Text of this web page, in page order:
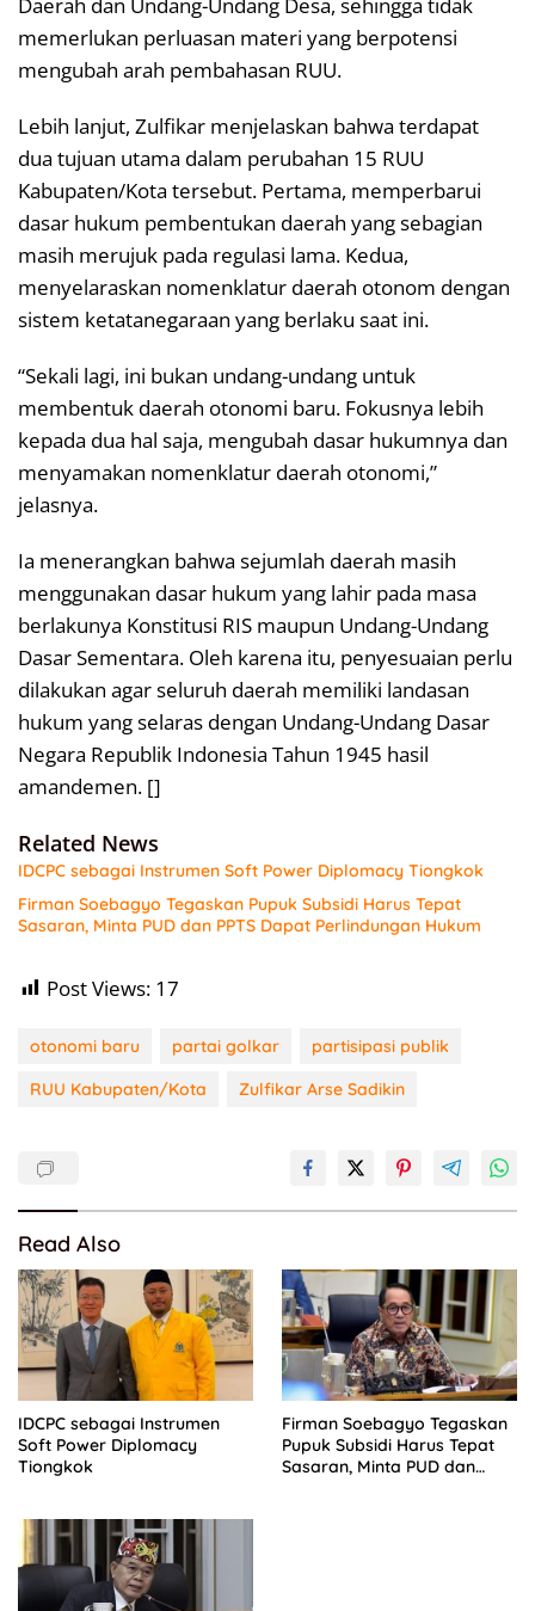
memerlukan perluasan materi yang berpotensi
mengubah arah pembahasan RUU.
Lebih lanjut, Zulfikar menjelaskan bahwa terdapat
dua tujuan utama dalam perubahan 15 RUU
Kabupaten/Kota tersebut. Pertama, memperbarui
dasar hukum pembentukan daerah yang sebagian
masih merujuk pada regulasi lama. Kedua,
menyelaraskan nomenklatur daerah otonom dengan
sistem ketatanegaraan yang berlaku saat ini.
“Sekali lagi, ini bukan undang-undang untuk
membentuk daerah otonomi baru. Fokusnya lebih
kepada dua hal saja, mengubah dasar hukumnya dan
menyamakan nomenklatur daerah otonomi,”
jelasnya.
Ia menerangkan bahwa sejumlah daerah masih
menggunakan dasar hukum yang lahir pada masa
berlakunya Konstitusi RIS maupun Undang-Undang
Dasar Sementara. Oleh karena itu, penyesuaian perlu
dilakukan agar seluruh daerah memiliki landasan
hukum yang selaras dengan Undang-Undang Dasar
Negara Republik Indonesia Tahun 1945 hasil
amandemen. []
Related News
IDCPC sebagai Instrumen Soft Power Diplomacy Tiongkok
Firman Soebagyo Tegaskan Pupuk Subsidi Harus Tepat
Sasaran, Minta PUD dan PPTS Dapat Perlindungan Hukum
Post Views: 17
otonomi baru partai golkar
partisipasi publik
RUU Kabupaten/Kota
Zulfikar Arse Sadikin
Read Also
IDCPC sebagai Instrumen
Soft Power Diplomacy
Tiongkok
Firman Soebagyo Tegaskan
Pupuk Subsidi Harus Tepat
Sasaran, Minta PUD dan